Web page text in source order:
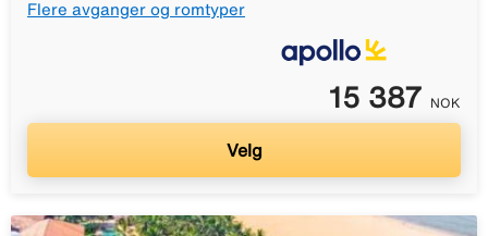
Flere avganger og romtyper
15 387 NOK
Velg